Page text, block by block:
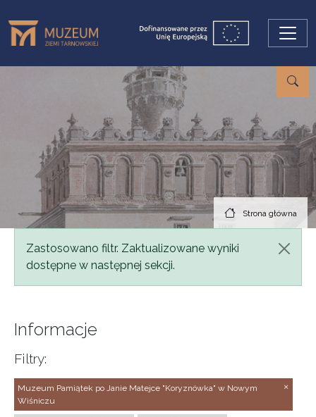
Strona główna
Komunikat
Zastosowano filtr. Zaktualizowane wyniki
dostępne w następnej sekcji.
Informacje
Filtry:
Muzeum Pamiątek po Janie Matejce "Koryznówka" w Nowym
Wiśniczu